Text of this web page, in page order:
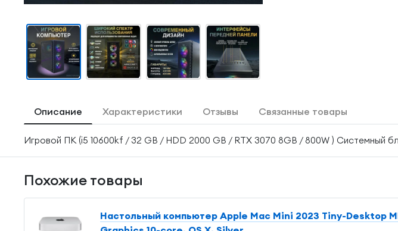
Описание Характеристики Отзывы Связанные товары
Игровой ПК (i5 10600kf / 32 GB / HDD 2000 GB / RTX 3070 8GB / 800W ) Системный
Похожие товары
Настольный компьютер Apple Mac Mini 2023 Tiny-Desktop